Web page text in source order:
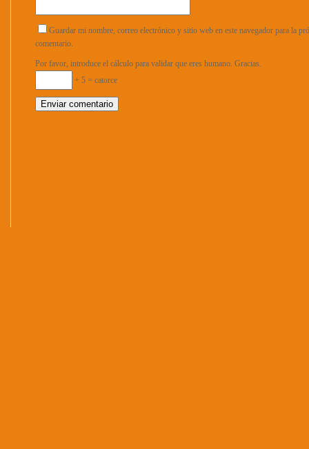
Guardar mi nombre, correo electrónico y sitio web en este navegador para la
comentario.
Por favor, introduce el cálculo para validar que eres humano. Gracias.
+ 5 = catorce